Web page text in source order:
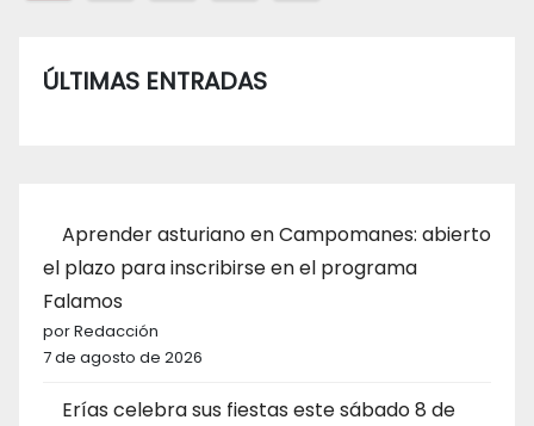
entradas
ÚLTIMAS ENTRADAS
Aprender asturiano en Campomanes: abierto
el plazo para inscribirse en el programa
Falamos
por Redacción
7 de agosto de 2026
Erías celebra sus fiestas este sábado 8 de